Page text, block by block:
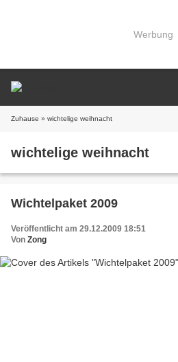
Werbung
Zuhause » wichtelige weihnacht
wichtelige weihnacht
Wichtelpaket 2009
Veröffentlicht am 29.12.2009 18:51
Von Zong